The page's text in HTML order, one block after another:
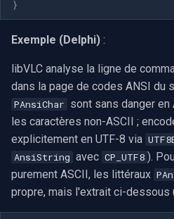
}
Exemple (Delphi) :
libVLC analyse la ligne de
dans la page de codes ANSI du
PAnsiChar sont sans danger
les caractères non-ASCII ;
explicitement en UTF-8 via
AnsiString avec CP_UTF8 ).
purement ASCII, les littéraux
propre, mais l'extrait ci-dessous